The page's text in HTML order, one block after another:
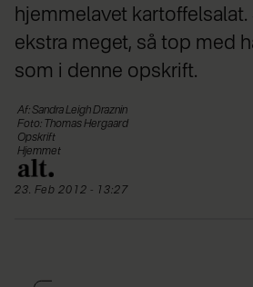
hjemmelavet
ekstra meget, så top med
som i denne opskrift.
Af: Sandra Leigh Draznin
Foto: Thomas Hergaard
Opskrift
Hjemmet
23. Feb 2012 - 13:27